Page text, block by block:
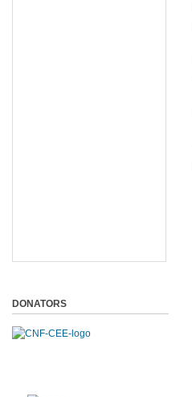
DONATORS